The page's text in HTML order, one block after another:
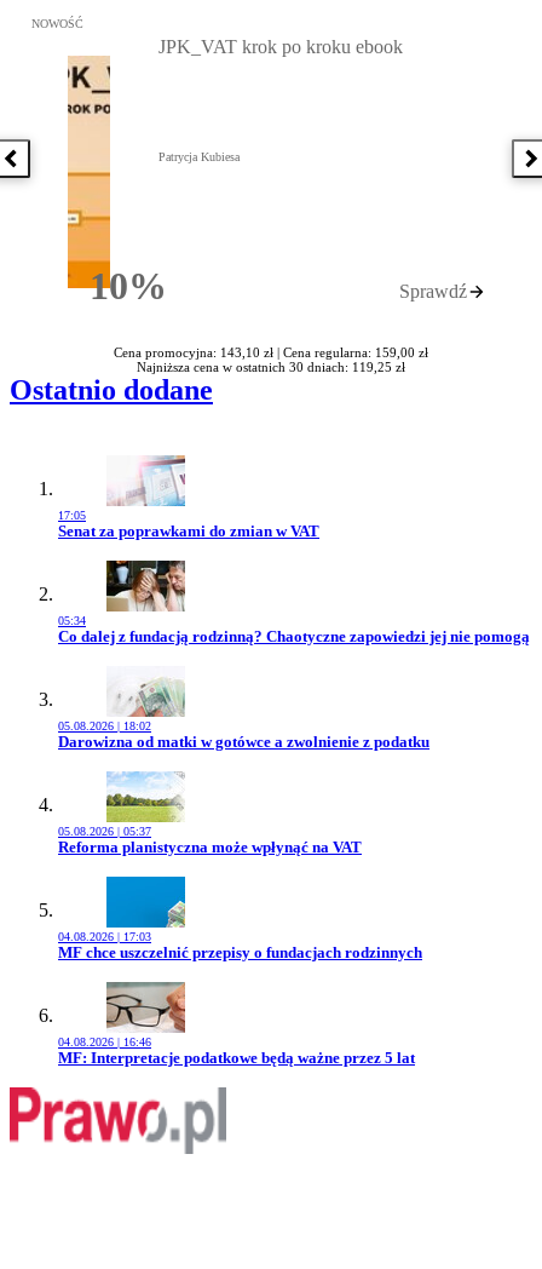
Poprzednia książka
Przejdź do: JPK_VAT krok po kroku ebook, Patrycja Kubiesa -
NOWOŚĆ
10%Rabatu
JPK_VAT krok po kroku ebook
Patrycja Kubiesa
Sprawdź
Cena promocyjna: 143,10 zł | Cena regularna: 159,00 zł
Najniższa cena w ostatnich 30 dniach: 119,25 zł
Ostatnio dodane
17:05
Przejdź do artykułu:
Senat za poprawkami do zmian w VAT
05:34
Przejdź do artykułu:
Co dalej z fundacją rodzinną? Chaotyczne zapowiedzi jej nie pomogą
05.08.2026 | 18:02
Przejdź do artykułu:
Darowizna od matki w gotówce a zwolnienie z podatku
05.08.2026 | 05:37
Przejdź do artykułu:
Reforma planistyczna może wpłynąć na VAT
04.08.2026 | 17:03
Przejdź do artykułu:
MF chce uszczelnić przepisy o fundacjach rodzinnych
04.08.2026 | 16:46
Przejdź do artykułu:
MF: Interpretacje podatkowe będą ważne przez 5 lat